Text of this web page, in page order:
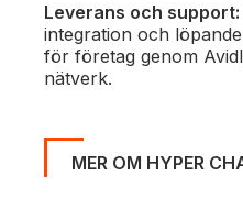
Leverans och support:
integration och
för företag genom
nätverk.
MER OM HYPER